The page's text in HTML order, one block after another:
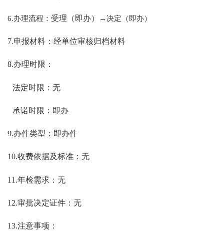
6.办理流程： 受理（即办） →决定（即办）
7.申报材料：经单位审核归档材料
8.办理时限：
法定时限：无
承诺时限：即办
9.办件类型：即办件
10.收费依据及标准：无
11.年检需求：无
12.审批决定证件：无
13.注意事项：